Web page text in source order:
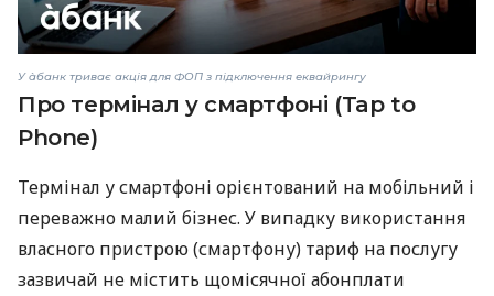
У àбанк триває акція для ФОП з підключення еквайрингу
Про термінал у смартфоні (Tap to
Phone)
Термінал у смартфоні орієнтований на мобільний і
переважно малий бізнес. У випадку використання
власного пристрою (смартфону) тариф на послугу
зазвичай не містить щомісячної абонплати